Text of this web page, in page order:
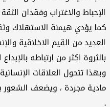
الإحباط والاغتراب وفقدان
كما يؤدي هيمنة الاستهلاك
العديد من القيم الاخلاقية
بالثروة اكثر من ارتباطه
وبهذا تتحول العلاقات
مادية مجردة ، ويضعف الشعور
.